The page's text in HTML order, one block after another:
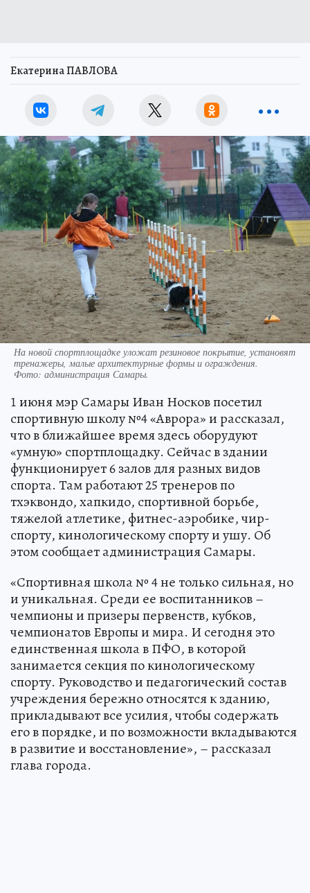
Екатерина ПАВЛОВА
На новой спортплощадке уложат резиновое покрытие, установят
тренажеры, малые архитектурные формы и ограждения.
Фото: администрация Самары.
1 июня мэр Самары Иван Носков посетил
спортивную школу №4 «Аврора» и рассказал,
что в ближайшее время здесь оборудуют
«умную» спортплощадку. Сейчас в здании
функционирует 6 залов для разных видов
спорта. Там работают 25 тренеров по
тхэквондо, хапкидо, спортивной борьбе,
тяжелой атлетике, фитнес-аэробике, чир-
спорту, кинологическому спорту и ушу. Об
этом сообщает администрация Самары.
«Спортивная школа № 4 не только сильная, но
и уникальная. Среди ее воспитанников –
чемпионы и призеры первенств, кубков,
чемпионатов Европы и мира. И сегодня это
единственная школа в ПФО, в которой
занимается секция по кинологическому
спорту. Руководство и педагогический состав
учреждения бережно относятся к зданию,
прикладывают все усилия, чтобы содержать
его в порядке, и по возможности вкладываются
в развитие и восстановление», – рассказал
глава города.